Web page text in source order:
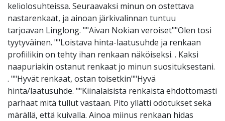
keliolosuhteissa. Seuraavaksi minun on ostettava
nastarenkaat, ja ainoan järkivalinnan tuntuu
tarjoavan Linglong. ""Aivan Nokian veroiset""Olen tosi
tyytyväinen. ""Loistava hinta-laatusuhde ja renkaan
profiilikin on tehty ihan renkaan näköiseksi. . Kaksi
naapuriakin ostanut renkaat jo minun suosituksestani.
. ""Hyvät renkaat, ostan toisetkin""Hyvä
hinta/laatusuhde. ""Kiinalaisista renkaista ehdottomasti
parhaat mitä tullut vastaan. Pito yllätti odotukset sekä
märällä, että kuivalla. Ainoa miinus renkaan hidas